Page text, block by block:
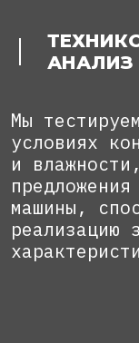
АНАЛИЗ
Мы
условиях
и
машины,
реализацию